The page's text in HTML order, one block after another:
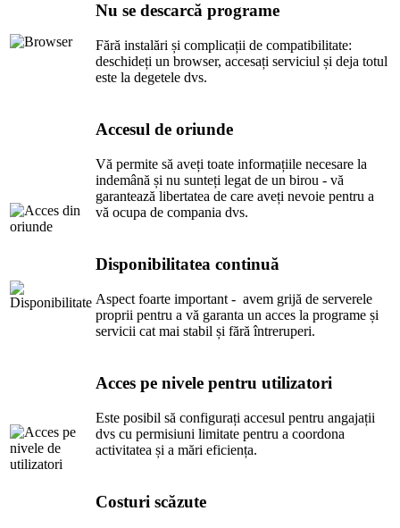
Nu se descarcă programe
Fără instalări și complicații de compatibilitate:
deschideți un browser, accesați serviciul și deja totul
este la degetele dvs.
Accesul de oriunde
Vă permite să aveți toate informațiile necesare la
indemână și nu sunteți legat de un birou - vă
garantează libertatea de care aveți nevoie pentru a
vă ocupa de compania dvs.
Disponibilitatea continuă
Aspect foarte important - avem grijă de serverele
proprii pentru a vă garanta un acces la programe și
servicii cat mai stabil și fără întreruperi.
Acces pe nivele pentru utilizatori
Este posibil să configurați accesul pentru angajații
dvs cu permisiuni limitate pentru a coordona
activitatea și a mări eficiența.
Costuri scăzute